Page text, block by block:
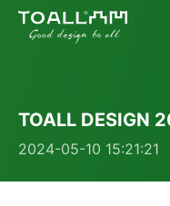
TOALL DESIGN
2024-05-10 15:21:21